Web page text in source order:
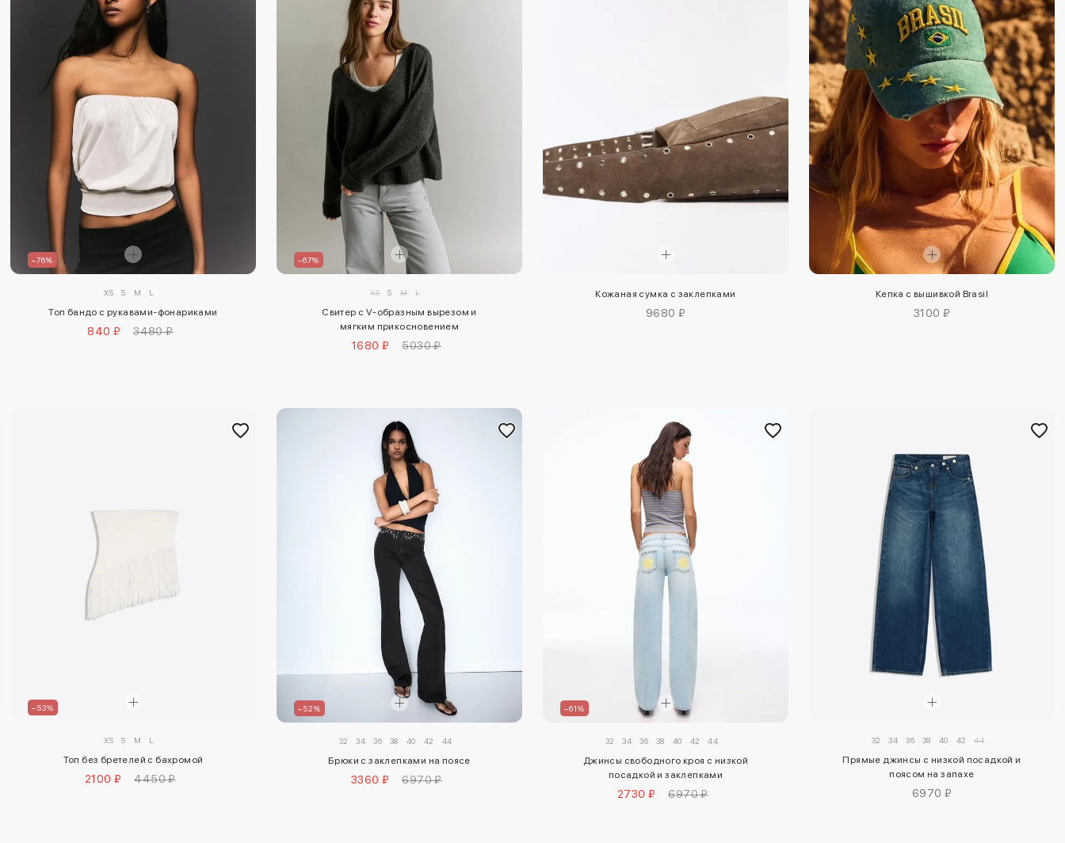
–76%
XS S M L
Топ бандо с рукавами-фонариками
840 ₽ 3480 ₽
–67%
XS S M L
Свитер с V-образным вырезом и
мягким прикосновением
1680 ₽ 5030 ₽
Кожаная сумка с заклепками
9680 ₽
Кепка с вышивкой Brasil
3100 ₽
–53%
XS S M L
Топ без бретелей с бахромой
2100 ₽ 4450 ₽
–52%
32 34 36 38 40 42 44
Брюки с заклепками на поясе
3360 ₽ 6970 ₽
–61%
32 34 36 38 40 42 44
Джинсы свободного кроя с низкой
посадкой и заклепками
2730 ₽ 6970 ₽
32 34 36 38 40 42 44
Прямые джинсы с низкой посадкой и
поясом на запахе
6970 ₽